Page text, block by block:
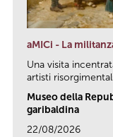
aMICi - La
Una visita
artisti
Museo della
garibaldina
22/08/2026